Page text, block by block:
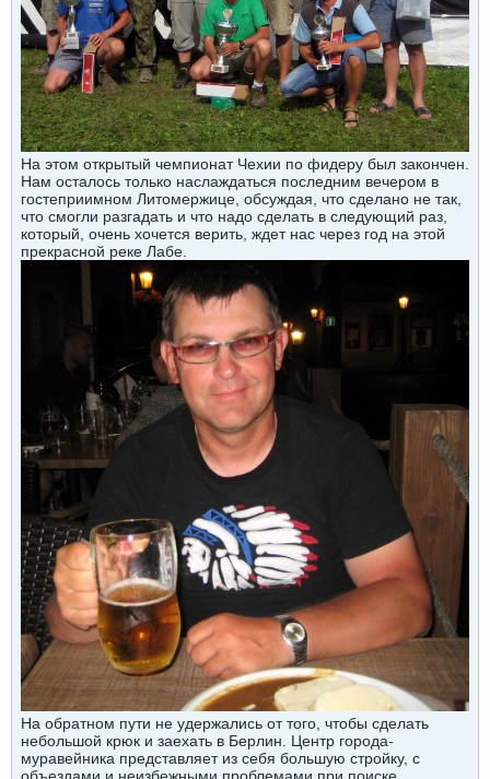
На этом открытый чемпионат Чехии по фидеру был закончен.
Нам осталось только наслаждаться последним вечером в
гостеприимном Литомержице, обсуждая, что сделано не так,
что смогли разгадать и что надо сделать в следующий раз,
который, очень хочется верить, ждет нас через год на этой
прекрасной реке Лабе.
На обратном пути не удержались от того, чтобы сделать
небольшой крюк и заехать в Берлин. Центр города-
муравейника представляет из себя большую стройку, с